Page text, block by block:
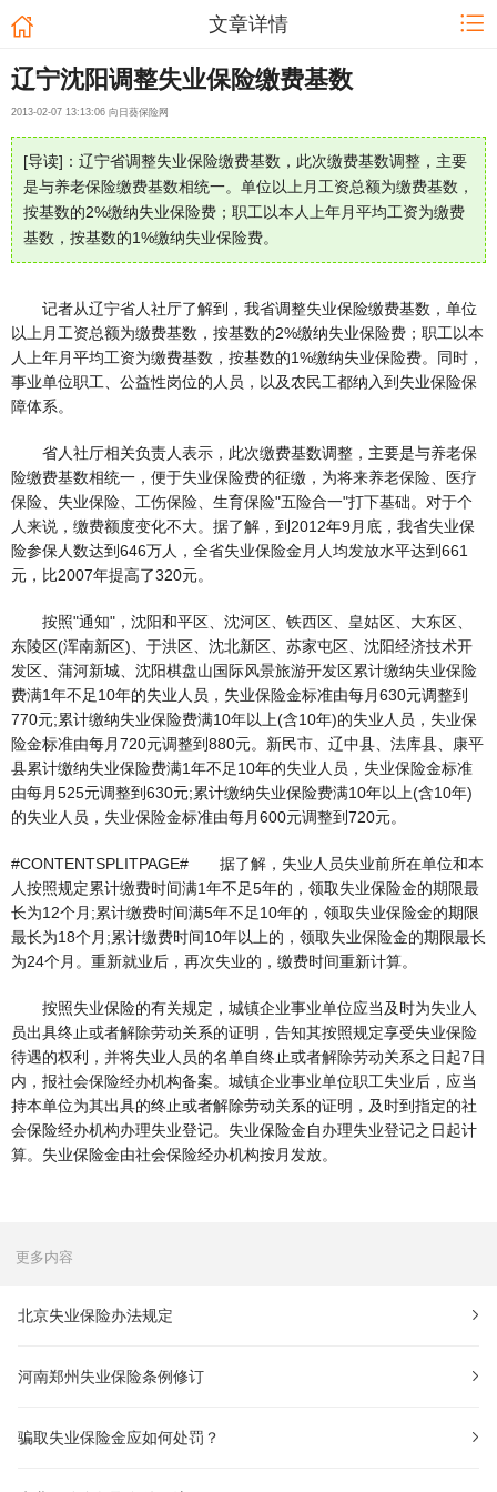
文章详情
辽宁沈阳调整失业保险缴费基数
2013-02-07 13:13:06 向日葵保险网
[导读]：辽宁省调整失业保险缴费基数，此次缴费基数调整，主要
是与养老保险缴费基数相统一。单位以上月工资总额为缴费基数，
按基数的2%缴纳失业保险费；职工以本人上年月平均工资为缴费
基数，按基数的1%缴纳失业保险费。
记者从辽宁省人社厅了解到，我省调整失业保险缴费基数，单位
以上月工资总额为缴费基数，按基数的2%缴纳失业保险费；职工以本
人上年月平均工资为缴费基数，按基数的1%缴纳失业保险费。同时，
事业单位职工、公益性岗位的人员，以及农民工都纳入到失业保险保
障体系。
省人社厅相关负责人表示，此次缴费基数调整，主要是与养老保
险缴费基数相统一，便于失业保险费的征缴，为将来养老保险、医疗
保险、失业保险、工伤保险、生育保险"五险合一"打下基础。对于个
人来说，缴费额度变化不大。据了解，到2012年9月底，我省失业保
险参保人数达到646万人，全省失业保险金月人均发放水平达到661
元，比2007年提高了320元。
按照"通知"，沈阳和平区、沈河区、铁西区、皇姑区、大东区、
东陵区(浑南新区)、于洪区、沈北新区、苏家屯区、沈阳经济技术开
发区、蒲河新城、沈阳棋盘山国际风景旅游开发区累计缴纳失业保险
费满1年不足10年的失业人员，失业保险金标准由每月630元调整到
770元;累计缴纳失业保险费满10年以上(含10年)的失业人员，失业保
险金标准由每月720元调整到880元。新民市、辽中县、法库县、康平
县累计缴纳失业保险费满1年不足10年的失业人员，失业保险金标准
由每月525元调整到630元;累计缴纳失业保险费满10年以上(含10年)
的失业人员，失业保险金标准由每月600元调整到720元。
#CONTENTSPLITPAGE# 据了解，失业人员失业前所在单位和本
人按照规定累计缴费时间满1年不足5年的，领取失业保险金的期限最
长为12个月;累计缴费时间满5年不足10年的，领取失业保险金的期限
最长为18个月;累计缴费时间10年以上的，领取失业保险金的期限最长
为24个月。重新就业后，再次失业的，缴费时间重新计算。
按照失业保险的有关规定，城镇企业事业单位应当及时为失业人
员出具终止或者解除劳动关系的证明，告知其按照规定享受失业保险
待遇的权利，并将失业人员的名单自终止或者解除劳动关系之日起7日
内，报社会保险经办机构备案。城镇企业事业单位职工失业后，应当
持本单位为其出具的终止或者解除劳动关系的证明，及时到指定的社
会保险经办机构办理失业登记。失业保险金自办理失业登记之日起计
算。失业保险金由社会保险经办机构按月发放。
更多内容
北京失业保险办法规定
河南郑州失业保险条例修订
骗取失业保险金应如何处罚？